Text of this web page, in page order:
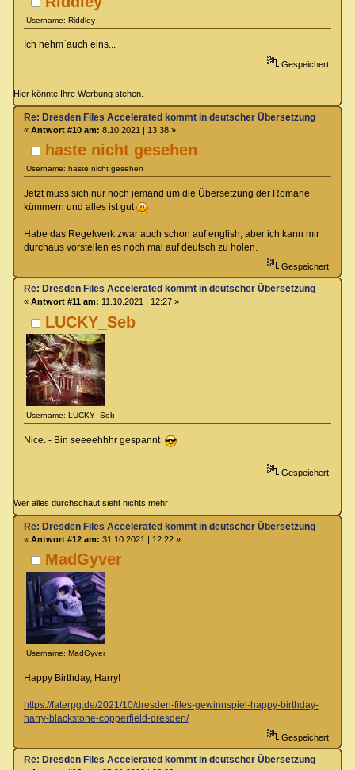
Username: Riddley
Ich nehm`auch eins...
Gespeichert
Hier könnte Ihre Werbung stehen.
haste nicht gesehen
Username: haste nicht gesehen
Re: Dresden Files Accelerated kommt in deutscher Übersetzung
« Antwort #10 am: 8.10.2021 | 13:38 »
Jetzt muss sich nur noch jemand um die Übersetzung der Romane
kümmern und alles ist gut
Habe das Regelwerk zwar auch schon auf english, aber ich kann mir
durchaus vorstellen es noch mal auf deutsch zu holen.
Gespeichert
LUCKY_Seb
Username: LUCKY_Seb
Re: Dresden Files Accelerated kommt in deutscher Übersetzung
« Antwort #11 am: 11.10.2021 | 12:27 »
Nice. - Bin seeeehhhr gespannt
Gespeichert
Wer alles durchschaut sieht nichts mehr
MadGyver
Username: MadGyver
Re: Dresden Files Accelerated kommt in deutscher Übersetzung
« Antwort #12 am: 31.10.2021 | 12:22 »
Happy Birthday, Harry!
https://faterpg.de/2021/10/dresden-files-gewinnspiel-happy-birthday-
harry-blackstone-copperfield-dresden/
Gespeichert
Re: Dresden Files Accelerated kommt in deutscher Übersetzung